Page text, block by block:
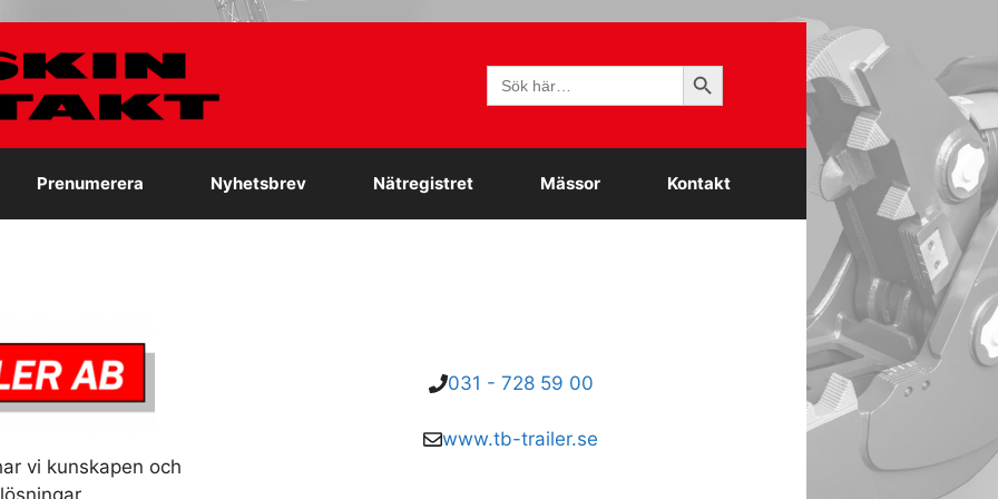
Sök
efter:
Sökknapp
Prenumerera Nyhetsbrev Nätregistret Mässor Kontakt
vi kunskapen och
031 - 728 59 00
www.tb-trailer.se